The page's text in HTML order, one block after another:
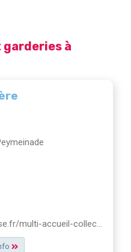
à
http://www.paysdegrasse.fr/multi-accueil-collectif-peymeinade-la-poussiniere